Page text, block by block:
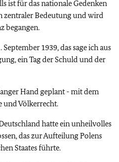
ist für das nationale Gedenken
zentraler Bedeutung und wird
begangen.
1939, das sage ich aus
ein Tag der Schuld und der
Hand geplant - mit dem
und Völkerrecht.
hatte ein unheilvolles
das zur Aufteilung Polens
Staates führte.